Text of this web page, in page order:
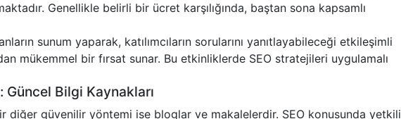
Genellikle belirli bir ücret karşılığında, baştan sona kapsamlı
sunum yaparak, katılımcıların sorularını yanıtlayabileceği etkileşimli
mükemmel bir fırsat sunar. Bu etkinliklerde SEO stratejileri uygulamalı
Güncel Bilgi Kaynakları
diğer güvenilir yöntemi ise bloglar ve makalelerdir. SEO konusunda yetkili